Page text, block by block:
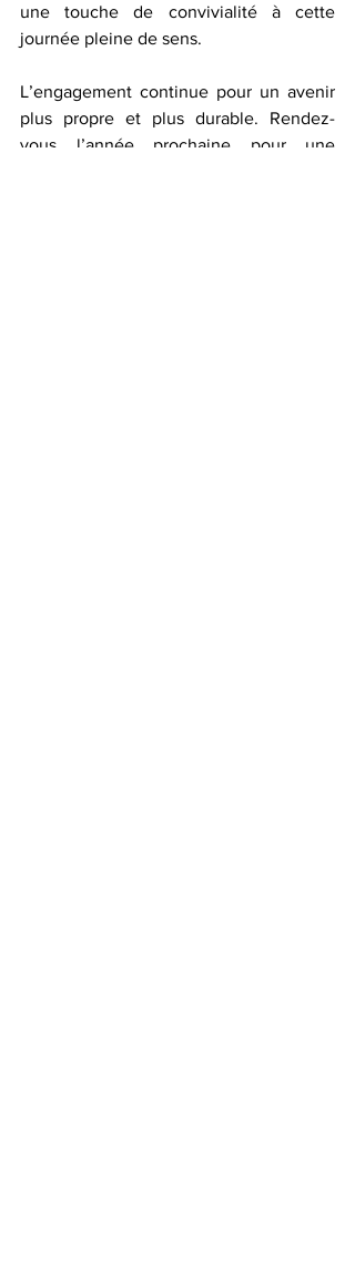
une touche de convivialité à cette
journée pleine de sens.
L’engagement continue pour un avenir
plus propre et plus durable. Rendez-
vous l’année prochaine pour une